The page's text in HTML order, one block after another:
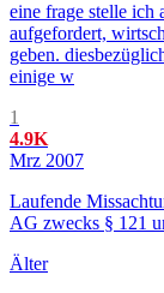
eine frage stelle ich
aufgefordert,
geben.
einige w
1
4.9K
Mrz 2007
Laufende
AG zwecks § 121
Älter